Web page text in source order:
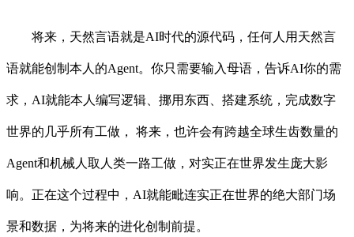
将来，天然言语就是AI时代的源代码，任何人用天然言
语就能创制本人的Agent。你只需要输入母语，告诉AI你的需
求，AI就能本人编写逻辑、挪用东西、搭建系统，完成数字
世界的几乎所有工做， 将来，也许会有跨越全球生齿数量的
Agent和机械人取人类一路工做，对实正在世界发生庞大影
响。正在这个过程中，AI就能毗连实正在世界的绝大部门场
景和数据，为将来的进化创制前提。